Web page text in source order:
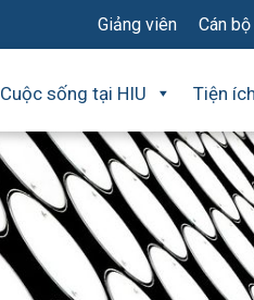
Giảng viên Cán
Cuộc sống tại HIU Tiện ích